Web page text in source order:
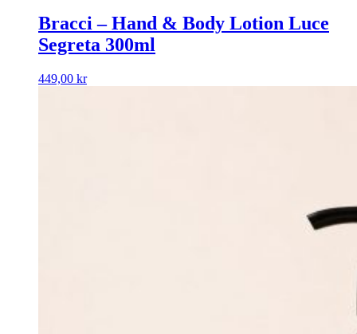
Bracci – Hand & Body Lotion Luce
Segreta 300ml
449,00 kr